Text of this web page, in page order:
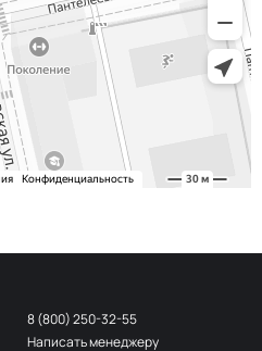
8 (800) 250-32-55
Написать менеджеру